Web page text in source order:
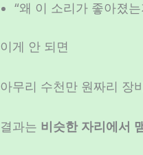
“왜 이 소리가 좋아졌
이게 안 되면
아무리 수천만 원짜리 장
결과는 비슷한 자리에서